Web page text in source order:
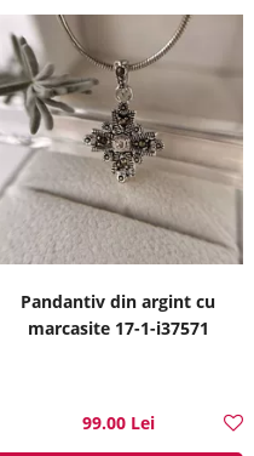
Pandantiv din argint cu
marcasite 17-1-i37571
99.00 Lei